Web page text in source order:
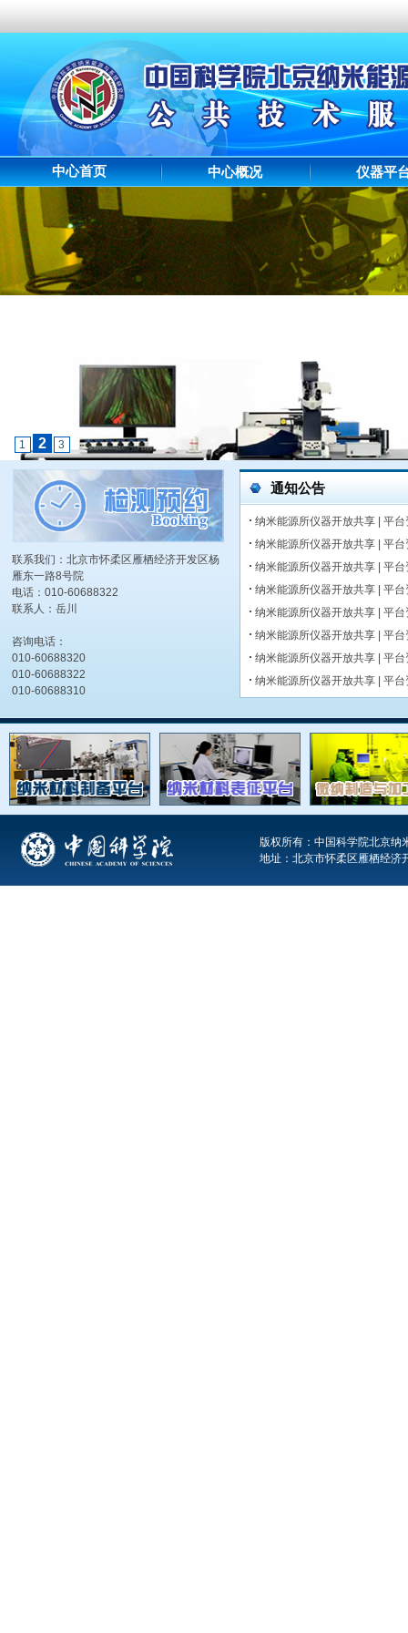
中心首页 中心概况 仪器平
1 2 3
联系我们：北京市怀柔区雁栖经济开发区杨
雁东一路8号院
电话：010-60688322
联系人：岳川
咨询电话：
010-60688320
010-60688322
010-60688310
通知公告
纳米能源所仪器开放共享 | 平
纳米能源所仪器开放共享 | 平
纳米能源所仪器开放共享 | 平
纳米能源所仪器开放共享 | 平
纳米能源所仪器开放共享 | 平
纳米能源所仪器开放共享 | 平
纳米能源所仪器开放共享 | 平
纳米能源所仪器开放共享 | 平
版权所有：中国科学院北京纳
地址：北京市怀柔区雁栖经济